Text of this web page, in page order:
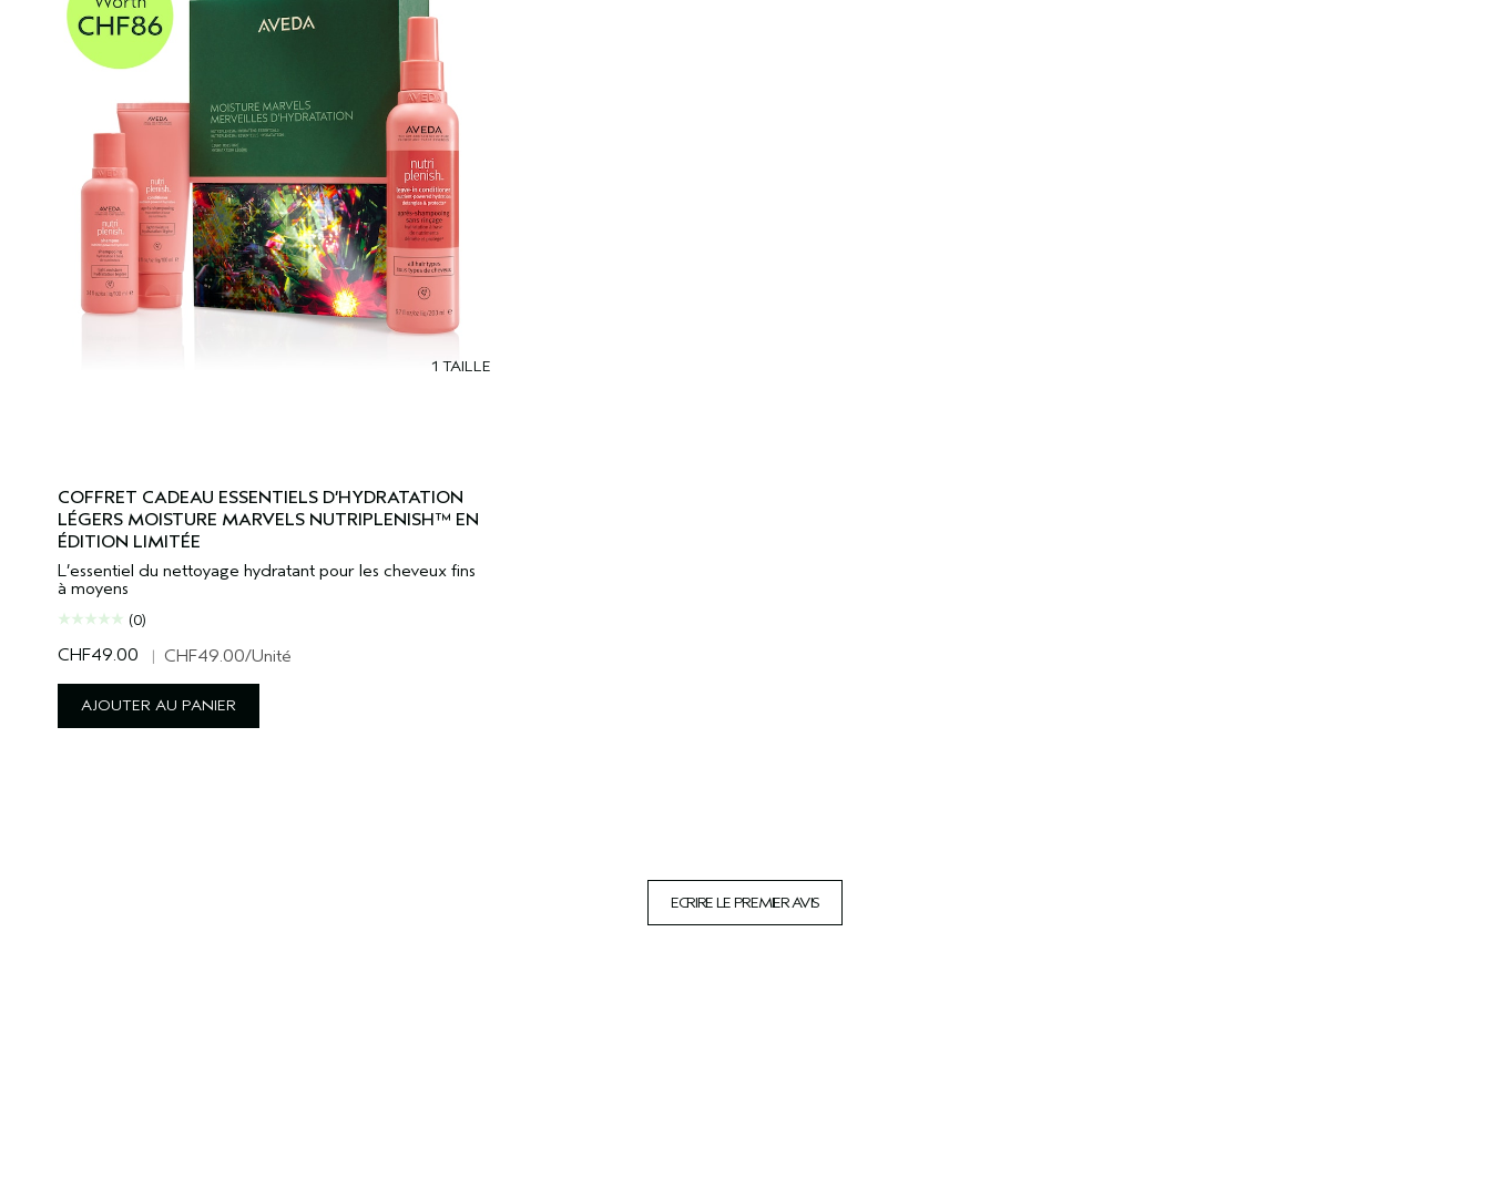
1 TAILLE
COFFRET CADEAU ESSENTIELS D’HYDRATATION
LÉGERS MOISTURE MARVELS NUTRIPLENISH™ EN
ÉDITION LIMITÉE
L’essentiel du nettoyage hydratant pour les cheveux fins
à moyens
(0)
CHF49.00 | CHF49.00/Unité
AJOUTER AU PANIER
ECRIRE LE PREMIER AVIS